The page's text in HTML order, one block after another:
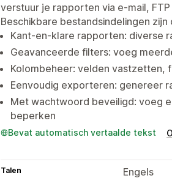
verstuur je rapporten via e-mail,
Beschikbare bestandsindelingen zijn
Kant-en-klare rapporten: diverse
Geavanceerde filters: voeg
Kolombeheer: velden vastzetten,
Eenvoudig exporteren: genereer
Met wachtwoord beveiligd: voeg
beperken
Bevat automatisch vertaalde tekst
Talen
Engels